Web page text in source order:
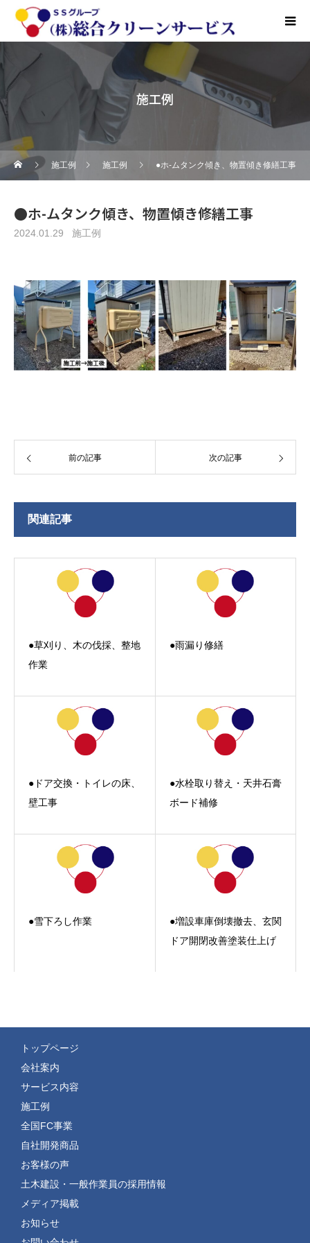
施工例
施工例 施工例 ●ホ-ムタンク傾き、物置傾き修繕工事
●ホ-ムタンク傾き、物置傾き修繕工事
2024.01.29 施工例
前の記事 次の記事
関連記事
●草刈り、木の伐採、整地
作業
●雨漏り修繕
●ドア交換・トイレの床、
壁工事
●水栓取り替え・天井石膏
ボード補修
●雪下ろし作業
●増設車庫倒壊撤去、玄関
ドア開閉改善塗装仕上げ
トップページ
会社案内
サービス内容
施工例
全国FC事業
自社開発商品
お客様の声
土木建設・一般作業員の採用情報
メディア掲載
お知らせ